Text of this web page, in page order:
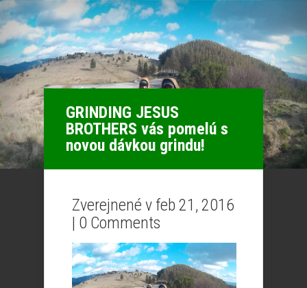
GRINDING JESUS
BROTHERS vás pomelú s
novou dávkou grindu!
Zverejnené v feb 21, 2016
| 0 Comments